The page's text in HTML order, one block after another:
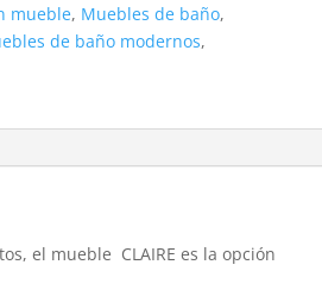
mueble, Muebles de baño,
de baño modernos,
el mueble CLAIRE es la opción